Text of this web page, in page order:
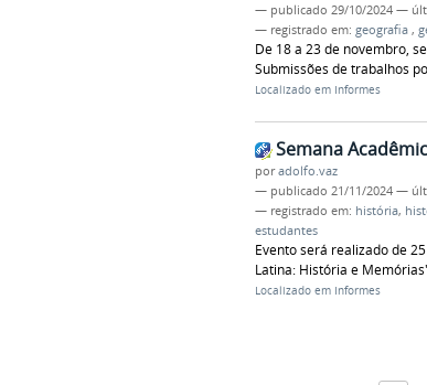
— publicado 29/10/2024 —
— registrado em: geografia ,
De 18 a 23 de novembro,
Submissões de trabalhos
Localizado em Informes
Semana
poradolfo.vaz
— publicado 21/11/2024 —
— registrado em: história,
estudantes
Evento será realizado de
Latina: História e
Localizado em Informes